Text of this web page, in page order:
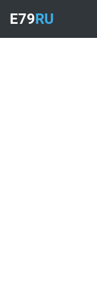
E79RU